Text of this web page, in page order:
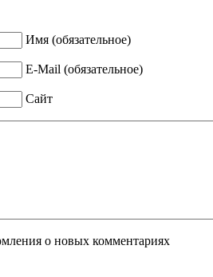
Имя (обязательное)
E-Mail (обязательное)
Сайт
о новых комментариях